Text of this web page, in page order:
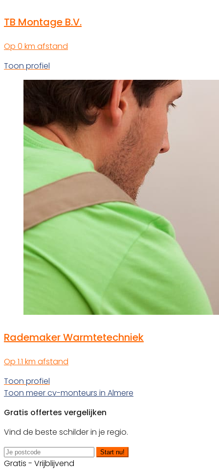
TB Montage B.V.
Op 0 km afstand
Toon profiel
Rademaker Warmtetechniek
Op 1.1 km afstand
Toon profiel
Toon meer cv-monteurs in Almere
Gratis offertes vergelijken
Vind de beste schilder in je regio.
Start nu!
Gratis - Vrijblijvend